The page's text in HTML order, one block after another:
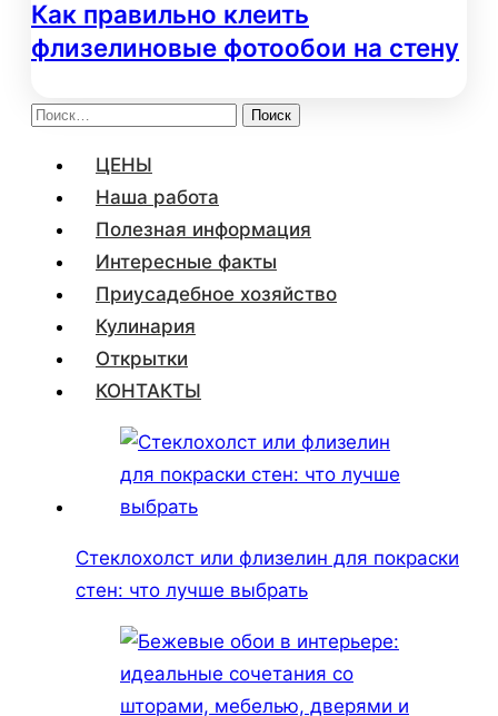
Как правильно клеить
флизелиновые фотообои на стену
Найти:
ЦЕНЫ
Наша работа
Полезная информация
Интересные факты
Приусадебное хозяйство
Кулинария
Открытки
КОНТАКТЫ
Стеклохолст или флизелин для покраски
стен: что лучше выбрать